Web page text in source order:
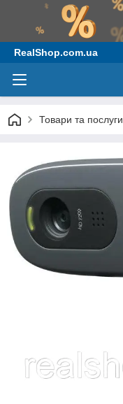
RealShop.com.ua
Товари та послуги